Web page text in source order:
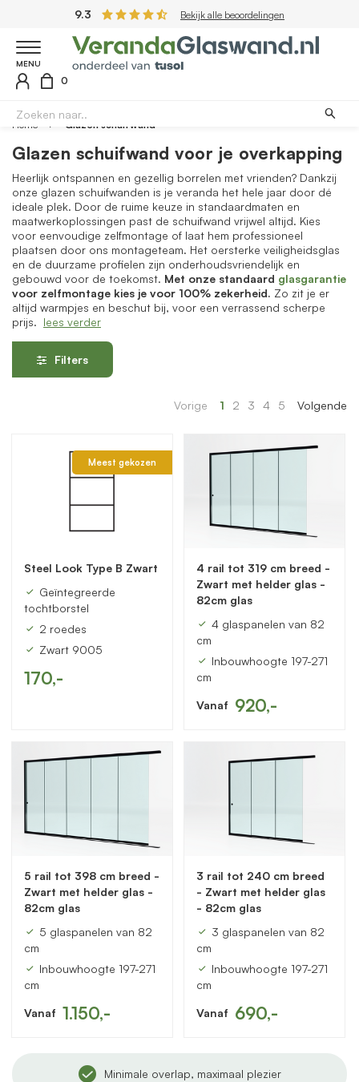
9.3 Bekijk alle beoordelingen
MENU
0
Home Glazen schuifwand
Glazen schuifwand voor je overkapping
Heerlijk ontspannen en gezellig borrelen met vrienden? Dankzij
onze glazen schuifwanden is je veranda het hele jaar door dé
ideale plek. Door de ruime keuze in standaardmaten en
maatwerkoplossingen past de schuifwand vrijwel altijd. Kies
voor eenvoudige zelfmontage of laat hem professioneel
plaatsen door ons montageteam. Het oersterke veiligheidsglas
en de duurzame profielen zijn onderhoudsvriendelijk en
gebouwd voor de toekomst. Met onze standaard glasgarantie
voor zelfmontage kies je voor 100% zekerheid. Zo zit je er
altijd warmpjes en beschut bij, voor een verrassend scherpe
prijs. lees verder
Filters
Vorige 1 2 3 4 5 Volgende
Meest gekozen
Steel Look Type B Zwart
Geïntegreerde
tochtborstel
2 roedes
Zwart 9005
170,-
4 rail tot 319 cm breed -
Zwart met helder glas -
82cm glas
4 glaspanelen van 82
cm
Inbouwhoogte 197-271
cm
Vanaf 920,-
5 rail tot 398 cm breed -
Zwart met helder glas -
82cm glas
5 glaspanelen van 82
cm
Inbouwhoogte 197-271
cm
Vanaf 1.150,-
3 rail tot 240 cm breed
- Zwart met helder glas
- 82cm glas
3 glaspanelen van 82
cm
Inbouwhoogte 197-271
cm
Vanaf 690,-
Minimale overlap, maximaal plezier